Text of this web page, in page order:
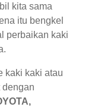
kita sama
itu bengkel
perbaikan kaki
kaki kaki atau
dengan